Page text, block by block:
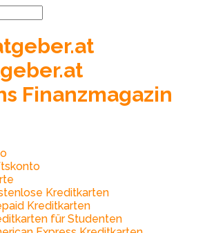
Finanzmagazin
Kreditkarten
Kreditkarten
für Studenten